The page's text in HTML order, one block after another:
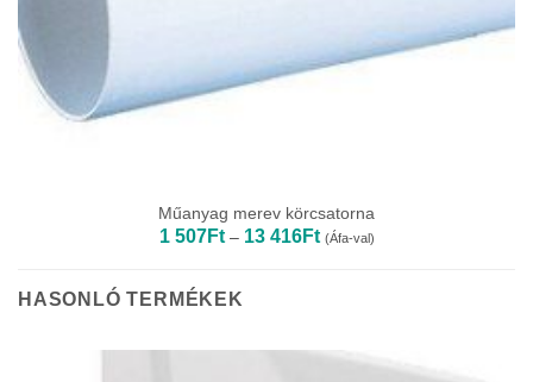
Műanyag merev körcsatorna
1 507Ft – 13 416FtÁrtartomány:
1
(Áfa-val)
HASONLÓ TERMÉKEK